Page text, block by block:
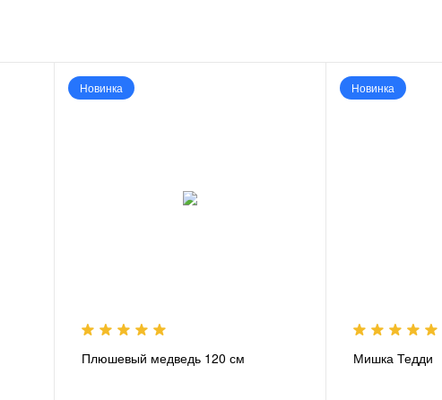
Новинка
Плюшевый медведь 120 см
Новинка
Мишка Тедди